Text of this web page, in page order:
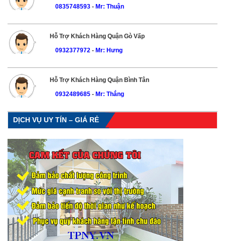
0835748593- Mr: Thuận
Hỗ Trợ Khách Hàng Quận Gò Vấp
0932377972- Mr: Hưng
Hỗ Trợ Khách Hàng Quận Bình Tân
0932489685- Mr: Thắng
DỊCH VỤ UY TÍN – GIÁ RẺ